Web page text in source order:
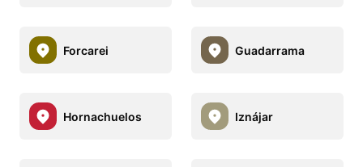
Forcarei Guadarrama
Hornachuelos Iznájar